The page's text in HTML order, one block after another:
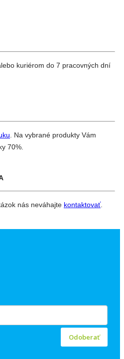
kuriérom do 7 pracovných dní
. Na vybrané produkty Vám
70%.
nás neváhajte kontaktovať.
Odoberať